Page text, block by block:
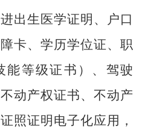
出生医学证明、户口
卡、学历学位证、职
能等级证书）、驾驶
动产权证书、不动产
照证明电子化应用，